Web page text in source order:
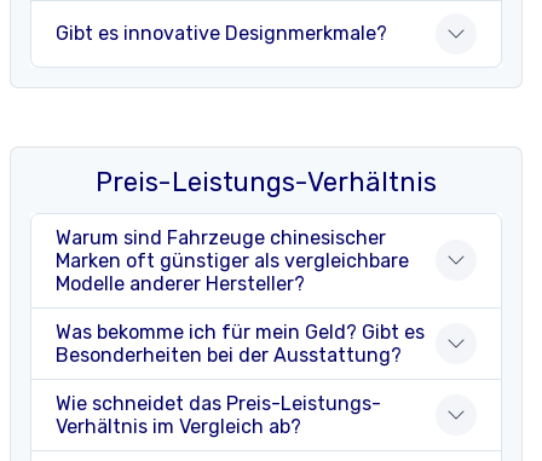
Gibt es innovative Designmerkmale?
Preis-Leistungs-Verhältnis
Warum sind Fahrzeuge chinesischer
Marken oft günstiger als vergleichbare
Modelle anderer Hersteller?
Was bekomme ich für mein Geld? Gibt es
Besonderheiten bei der Ausstattung?
Wie schneidet das Preis-Leistungs-
Verhältnis im Vergleich ab?